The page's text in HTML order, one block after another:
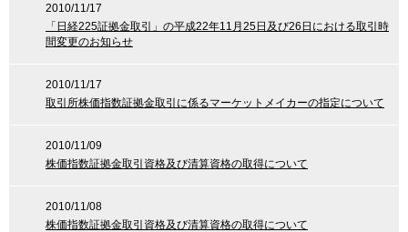
2010/11/17
「日経225証拠金取引」の平成22年11月25日及び26日における取引時
間変更のお知らせ
2010/11/17
取引所株価指数証拠金取引に係るマーケットメイカーの指定について
2010/11/09
株価指数証拠金取引資格及び清算資格の取得について
2010/11/08
株価指数証拠金取引資格及び清算資格の取得について